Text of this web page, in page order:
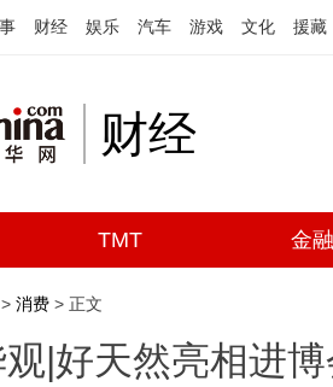
财经 娱乐 汽车 游戏 文化 援藏
财经
TMT 金融
> 消费 > 正文
观|好天然亮相进